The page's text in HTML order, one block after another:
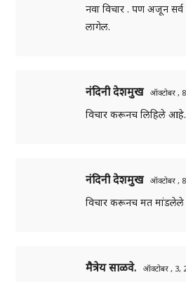
नवा विचार . पण अजून सर्व
लागेल.
नंदिनी देशमुख ऑक्टोबर ,
विचार करूनच लिहिले आहे.
नंदिनी देशमुख ऑक्टोबर ,
विचार करूनच मत मांडलेले
मैत्रेय साळवे. ऑक्टोबर , 3,